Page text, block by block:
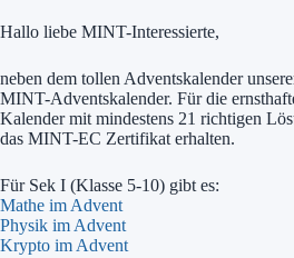
Hallo liebe MINT-Interessierte,
neben dem tollen Adventskalender
MINT-Adventskalender. Für die
Kalender mit mindestens 21 richtigen
das MINT-EC Zertifikat erhalten.
Für Sek I (Klasse 5-10) gibt es:
Mathe im Advent
Physik im Advent
Krypto im Advent